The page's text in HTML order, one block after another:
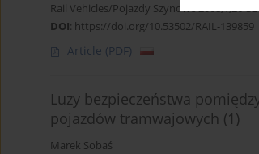
Rail Vehicles/Pojazdy Szynowe 2008,1,26-32
DOI: https://doi.org/10.53502/RAIL-139859
Article (PDF)
Luzy bezpieczeństwa
pojazdów tramwajowych (1)
Marek Sobaś